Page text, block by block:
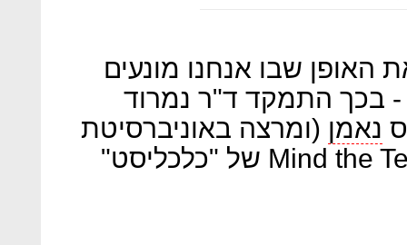
האופן שבו אנחנו מונעים
- בכך התמקד ד"ר נמרוד
נאמן (ומרצה באוניברסיטת
תל אביב) בדבריו בוועידת Mind the Tech של "כלכליסט"